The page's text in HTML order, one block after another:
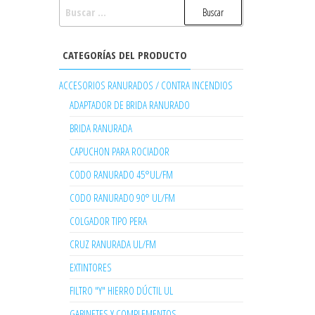
CATEGORÍAS DEL PRODUCTO
ACCESORIOS RANURADOS / CONTRA INCENDIOS
ADAPTADOR DE BRIDA RANURADO
BRIDA RANURADA
CAPUCHON PARA ROCIADOR
CODO RANURADO 45°UL/FM
CODO RANURADO 90° UL/FM
COLGADOR TIPO PERA
CRUZ RANURADA UL/FM
EXTINTORES
FILTRO "Y" HIERRO DÚCTIL UL